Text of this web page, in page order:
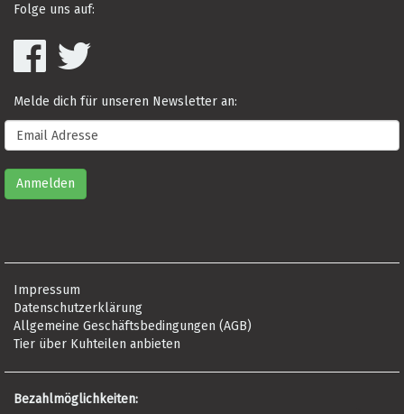
Folge uns auf:
Melde dich für unseren Newsletter an:
Impressum
Datenschutzerklärung
Allgemeine Geschäftsbedingungen (AGB)
Tier über Kuhteilen anbieten
Bezahlmöglichkeiten: